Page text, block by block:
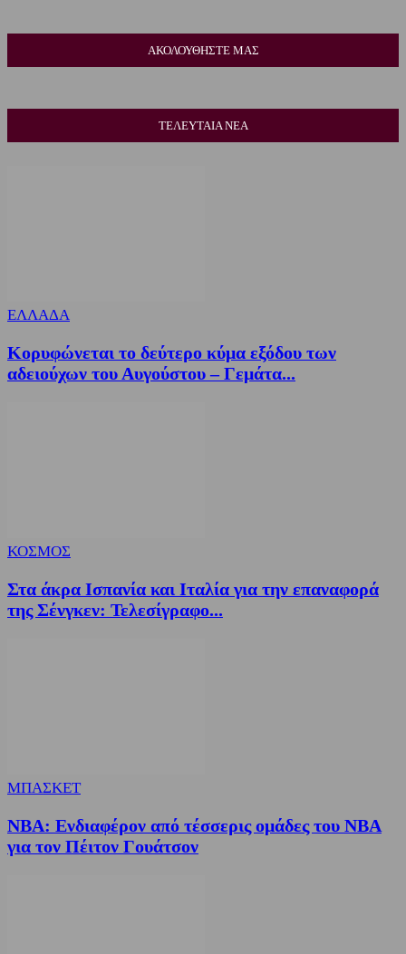
ΑΚΟΛΟΥΘΗΣΤΕ ΜΑΣ
ΤΕΛΕΥΤΑΙΑ ΝΕΑ
ΕΛΛΑΔΑ
Κορυφώνεται το δεύτερο κύμα εξόδου των
αδειούχων του Αυγούστου – Γεμάτα...
ΚΟΣΜΟΣ
Στα άκρα Ισπανία και Ιταλία για την επαναφορά
της Σένγκεν: Τελεσίγραφο...
ΜΠΑΣΚΕΤ
NBA: Ενδιαφέρον από τέσσερις ομάδες του NBA
για τον Πέιτον Γουάτσον